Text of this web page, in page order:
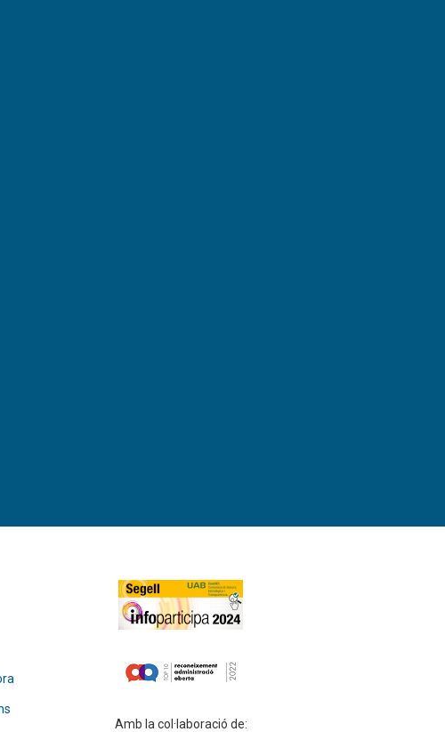
Amb la col·laboració de: